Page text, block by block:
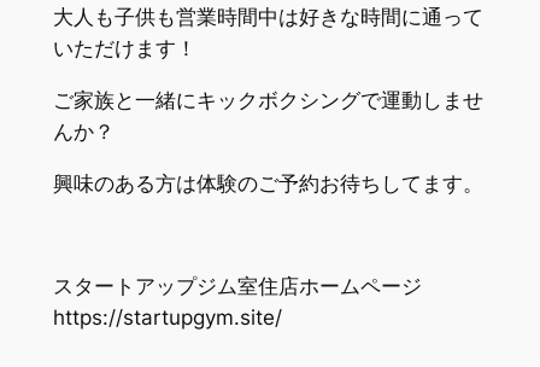
大人も子供も営業時間中は好きな時間に通って
いただけます！
ご家族と一緒にキックボクシングで運動しませ
んか？
興味のある方は体験のご予約お待ちしてます。
スタートアップジム室住店ホームページ
https://startupgym.site/